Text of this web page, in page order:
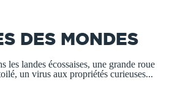
DES MONDES
les landes écossaises, une grande roue
un virus aux propriétés curieuses...